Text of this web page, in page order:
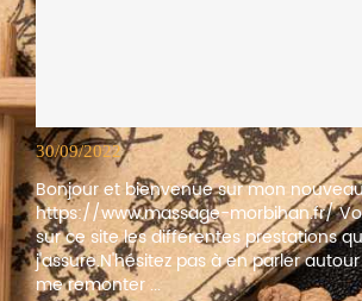
30/09/2022
Bonjour et bienvenue sur mon
https://www.massage-morbihan.fr/
sur ce site les différentes prestations
j'assure.N'hésitez pas à en parler
me remonter ...